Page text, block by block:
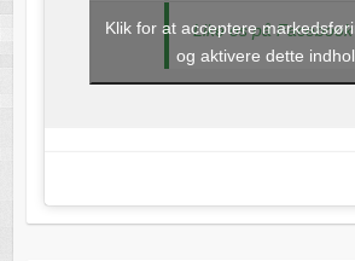
Like os på Facebook
Klik for at acceptere
og aktivere dette